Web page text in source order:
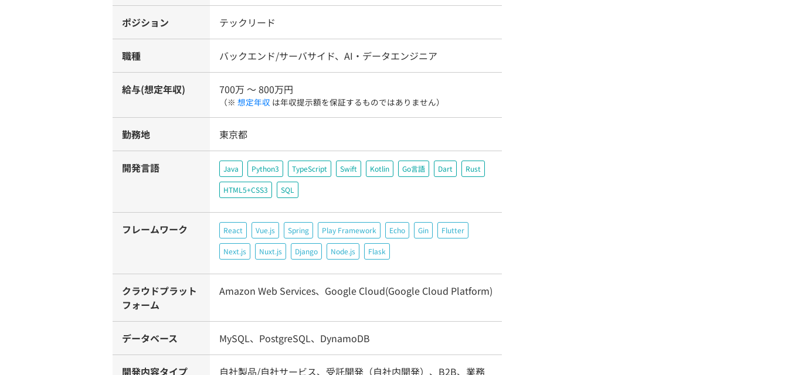
ポジション テックリード
職種 バックエンド/サーバサイド、AI・データエンジニア
給与(想定年収) 700万 〜 800万円
（※ 想定年収 は年収提示額を保証するものではありません）
勤務地 東京都
開発言語 Java Python3 TypeScript Swift Kotlin Go言語 Dart Rust
HTML5+CSS3 SQL
フレームワーク React Vue.js Spring Play Framework Echo Gin Flutter
Next.js Nuxt.js Django Node.js Flask
クラウドプラット
フォーム
Amazon Web Services、Google Cloud(Google Cloud Platform)
データベース MySQL、PostgreSQL、DynamoDB
開発内容タイプ
自社製品/自社サービス、受託開発（自社内開発）、B2B、業務